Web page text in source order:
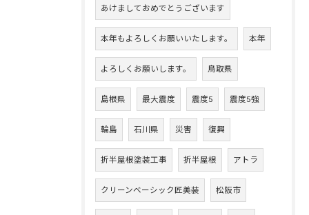
あけましておめでとうございます
本年もよろしくお願いいたします。 本年
よろしくお願いします。 鳥取県
島根県 最大震度 震度5 震度5強
輪島 石川県 災害 復興
折半屋根塗装工事 折半屋根 アトラ
クリーンベーシック匠美装 松阪市